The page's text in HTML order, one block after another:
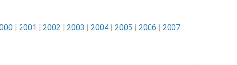
| 2001 | 2002 | 2003 | 2004 | 2005 | 2006 | 2007